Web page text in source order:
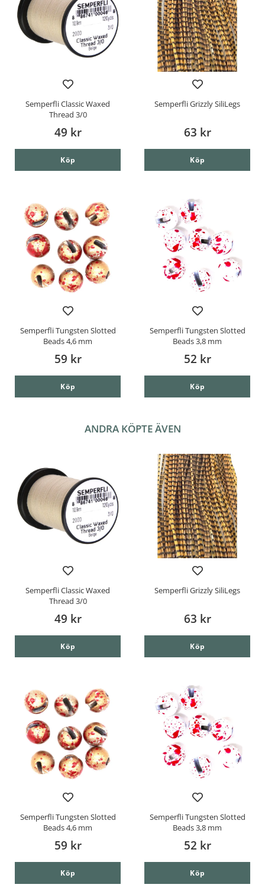
Semperfli Classic Waxed
Thread 3/0
49 kr
Köp
Semperfli Grizzly SiliLegs
63 kr
Köp
Semperfli Tungsten Slotted
Beads 4,6 mm
59 kr
Köp
Semperfli Tungsten Slotted
Beads 3,8 mm
52 kr
Köp
ANDRA KÖPTE ÄVEN
Semperfli Classic Waxed
Thread 3/0
49 kr
Köp
Semperfli Grizzly SiliLegs
63 kr
Köp
Semperfli Tungsten Slotted
Beads 4,6 mm
59 kr
Köp
Semperfli Tungsten Slotted
Beads 3,8 mm
52 kr
Köp